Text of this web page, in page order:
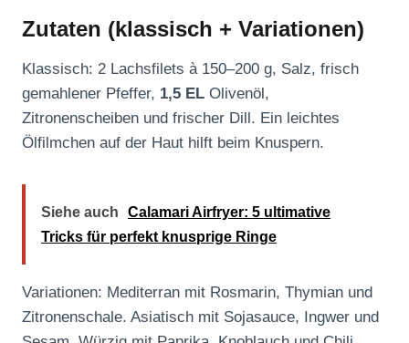
Zutaten (klassisch + Variationen)
Klassisch: 2 Lachsfilets à 150–200 g, Salz, frisch
gemahlener Pfeffer, 1,5 EL Olivenöl,
Zitronenscheiben und frischer Dill. Ein leichtes
Ölfilmchen auf der Haut hilft beim Knuspern.
Siehe auch
Calamari Airfryer: 5 ultimative
Tricks für perfekt knusprige Ringe
Variationen: Mediterran mit Rosmarin, Thymian und
Zitronenschale. Asiatisch mit Sojasauce, Ingwer und